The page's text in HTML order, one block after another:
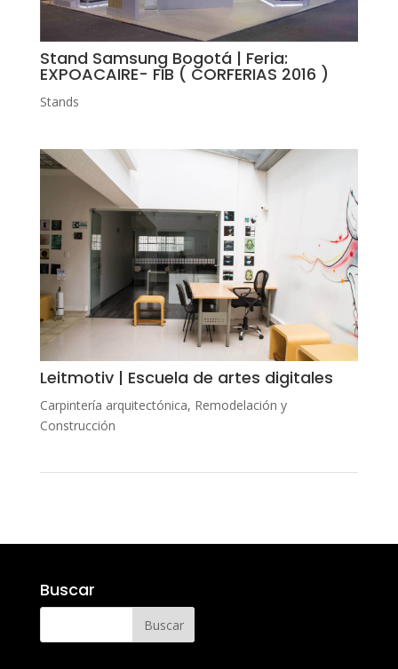
Stand Samsung Bogotá | Feria:
EXPOACAIRE- FIB ( CORFERIAS 2016 )
Stands
Leitmotiv | Escuela de artes digitales
Carpintería arquitectónica, Remodelación y
Construcción
Buscar